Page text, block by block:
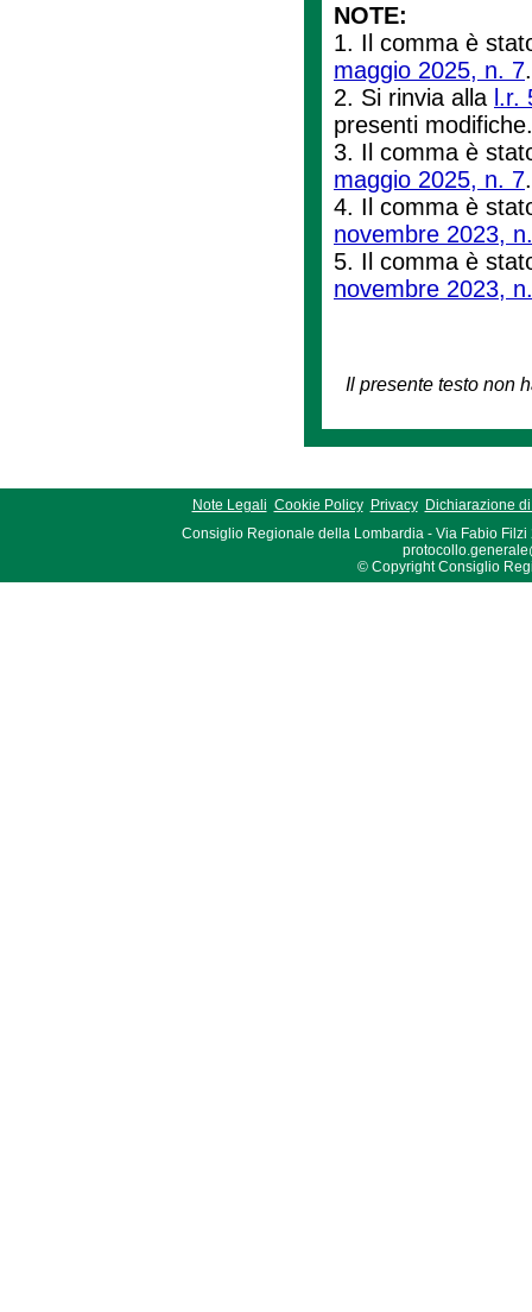
NOTE:
1. Il comma è
maggio 2025, n. 7
2. Si rinvia alla l.r.
presenti
3. Il comma è
maggio 2025, n. 7
4. Il comma è
novembre 2023,
5. Il comma è
novembre 2023,
Il presente testo non
Note Legali Cookie Policy Privacy
Dichiarazione
Consiglio Regionale della Lombardia - Via Fabio Filzi
© Copyright Consiglio